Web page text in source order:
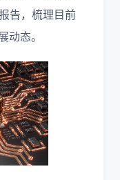
告，梳理目前
动态。